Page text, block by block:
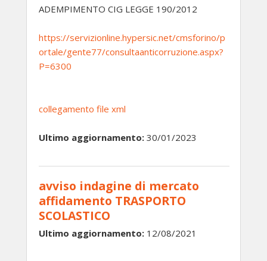
ADEMPIMENTO CIG LEGGE 190/2012
https://servizionline.hypersic.net/cmsforino/p
ortale/gente77/consultaanticorruzione.aspx?
P=6300
collegamento file xml
Ultimo aggiornamento: 30/01/2023
avviso indagine di mercato
affidamento TRASPORTO
SCOLASTICO
Ultimo aggiornamento: 12/08/2021